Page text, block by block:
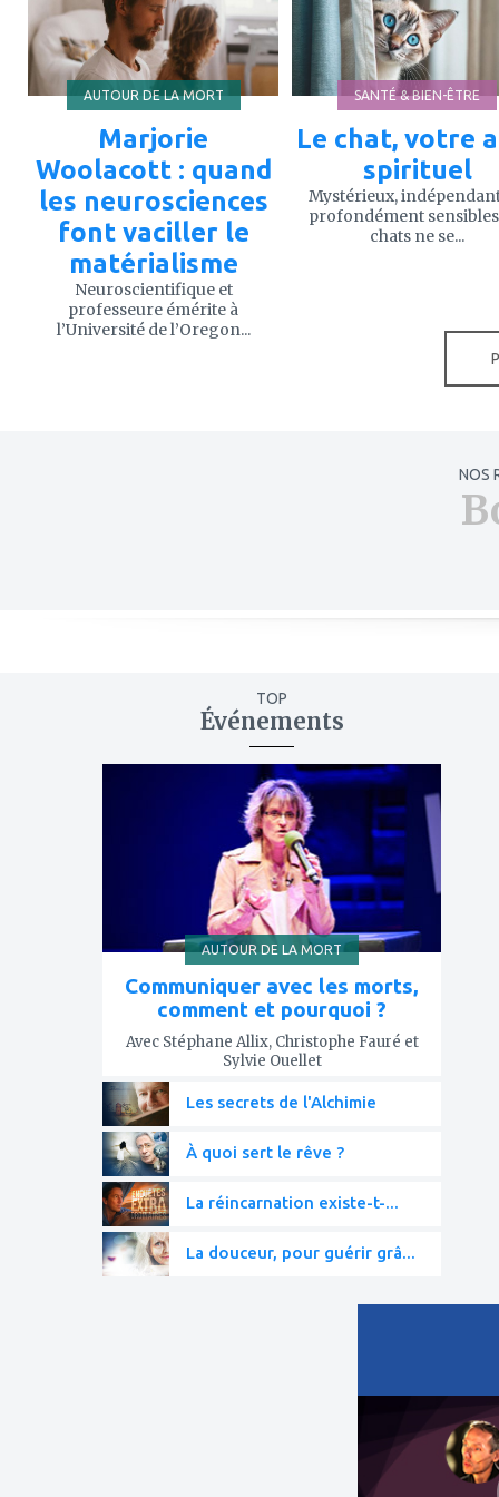
AUTOUR DE LA MORT
Marjorie
Woolacott : quand
les neurosciences
font vaciller le
matérialisme
Neuroscientifique et
professeure émérite à
l’Université de l’Oregon...
SANTÉ & BIEN-ÊTRE
Le chat, votre
spirituel
Mystérieux,
profondément
chats ne se...
NOS
TOP
Événements
AUTOUR DE LA MORT
Communiquer avec les morts,
comment et pourquoi ?
Avec Stéphane Allix, Christophe Fauré et
Sylvie Ouellet
Les secrets de l'Alchimie
À quoi sert le rêve ?
La réincarnation existe-t-...
La douceur, pour guérir grâ...
favoris